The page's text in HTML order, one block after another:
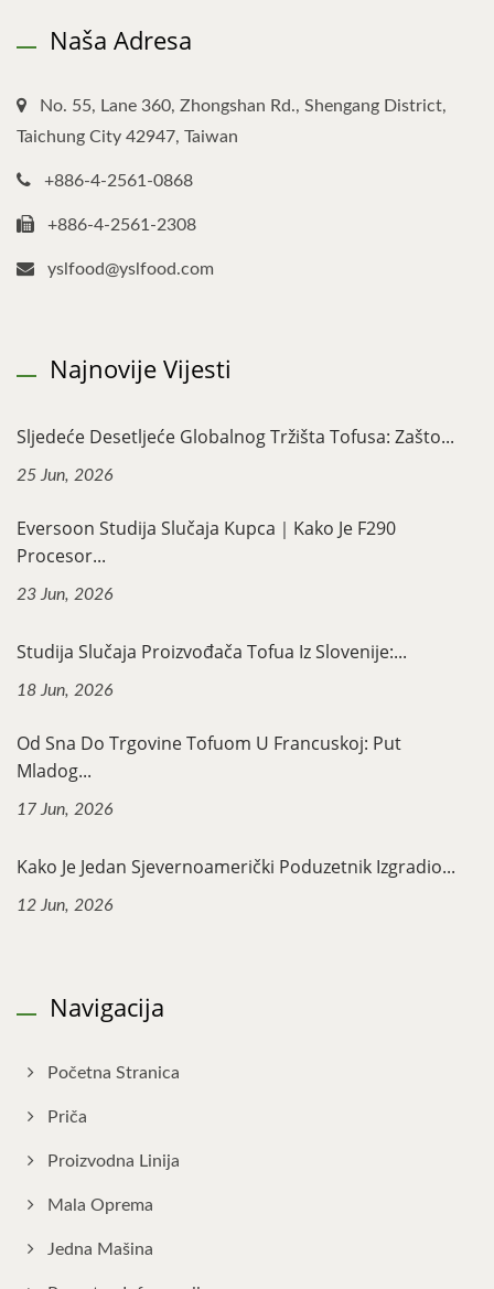
Naša Adresa
No. 55, Lane 360, Zhongshan Rd., Shengang District,
Taichung City 42947, Taiwan
+886-4-2561-0868
+886-4-2561-2308
yslfood@yslfood.com
Najnovije Vijesti
Sljedeće Desetljeće Globalnog Tržišta Tofusa: Zašto...
25 Jun, 2026
Eversoon Studija Slučaja Kupca｜Kako Je F290
Procesor...
23 Jun, 2026
Studija Slučaja Proizvođača Tofua Iz Slovenije:...
18 Jun, 2026
Od Sna Do Trgovine Tofuom U Francuskoj: Put
Mladog...
17 Jun, 2026
Kako Je Jedan Sjevernoamerički Poduzetnik Izgradio...
12 Jun, 2026
Navigacija
Početna Stranica
Priča
Proizvodna Linija
Mala Oprema
Jedna Mašina